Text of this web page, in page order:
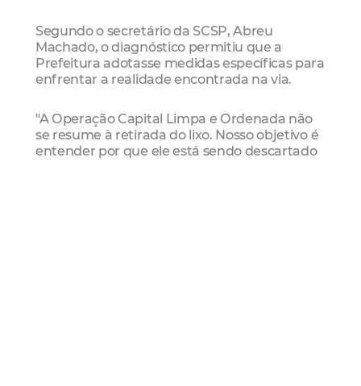
Segundo o secretário da SCSP, Abreu
Machado, o diagnóstico permitiu que a
Prefeitura adotasse medidas específicas para
enfrentar a realidade encontrada na via.
"A Operação Capital Limpa e Ordenada não
se resume à retirada do lixo. Nosso objetivo é
entender por que ele está sendo descartado